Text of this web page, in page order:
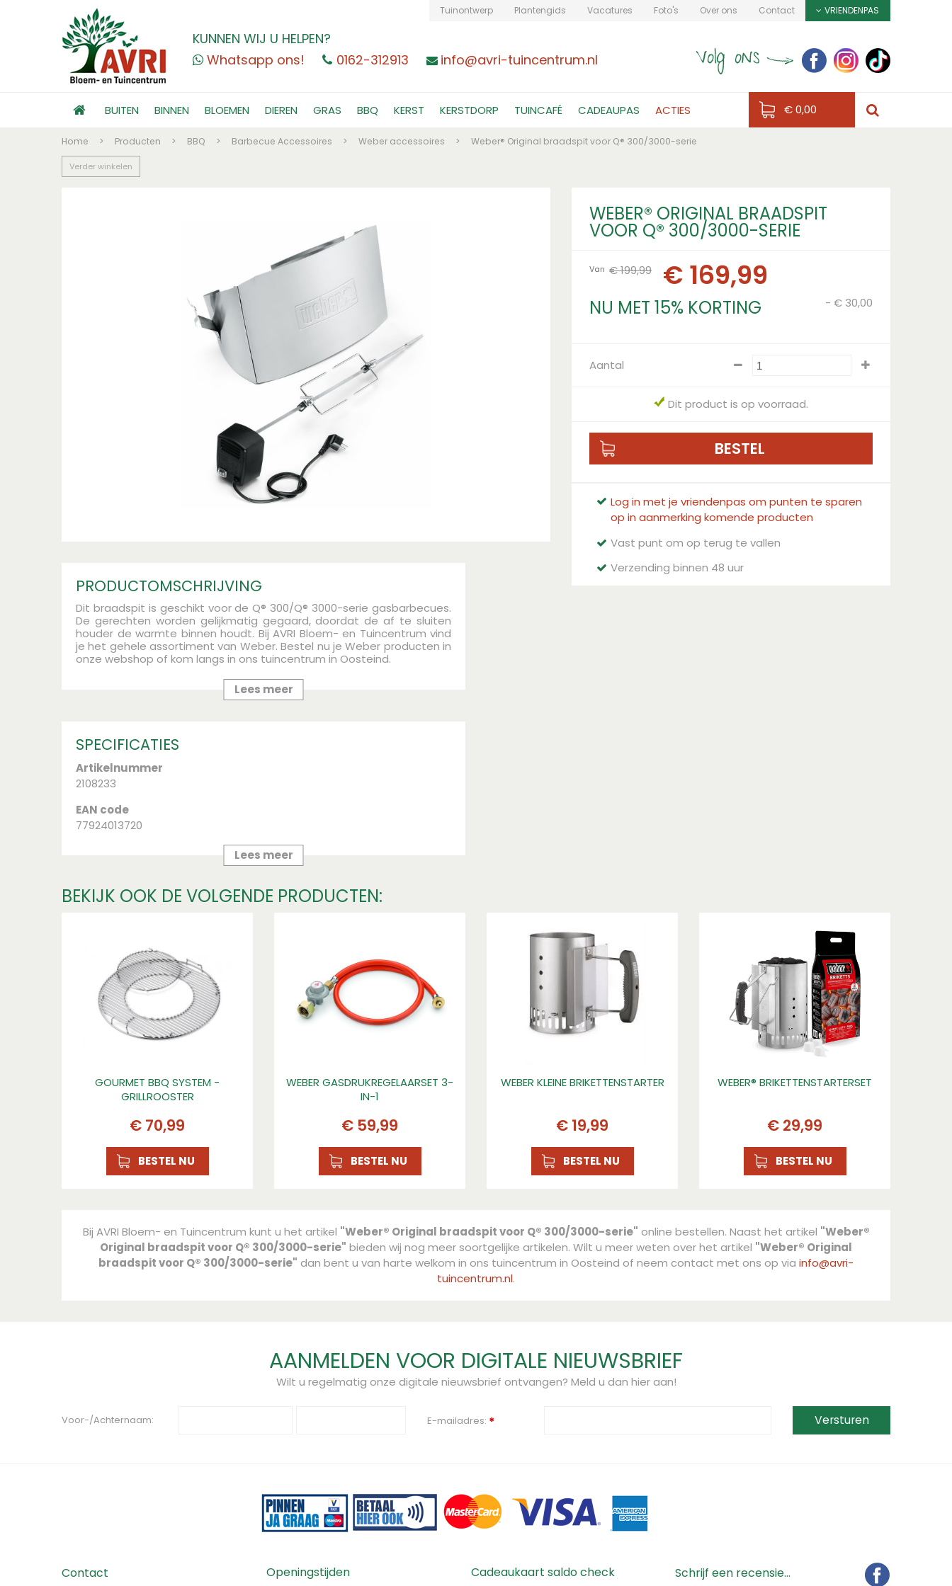
Home > Producten > BBQ > Barbecue Accessoires > Weber accessoires > Weber® Original braadspit voor Q® 300/3000-serie
KUNNEN WIJ U HELPEN?
Whatsapp ons!
0162-312913 info@avri-tuincentrum.nl
Tuinontwerp Plantengids Vacatures Foto's Over ons Contact VRIENDENPAS
BUITEN BINNEN BLOEMEN DIEREN GRAS BBQ KERST KERSTDORP TUINCAFÉ CADEAUPAS ACTIES € 0,00
Verder winkelen
WEBER® ORIGINAL BRAADSPIT
VOOR Q® 300/3000-SERIE
Van €199,99 €169,99
NU MET 15% KORTING - € 30,00
Aantal
Dit product is op voorraad.
Log in met je vriendenpas om punten te sparen
op in aanmerking komende producten
Vast punt om op terug te vallen
Verzending binnen 48 uur
PRODUCTOMSCHRIJVING
Dit braadspit is geschikt voor de Q® 300/Q® 3000-serie gasbarbecues.
De gerechten worden gelijkmatig gegaard, doordat de af te sluiten
houder de warmte binnen houdt. Bij AVRI Bloem- en Tuincentrum vind
je het gehele assortiment van Weber. Bestel nu je Weber producten in
onze webshop of kom langs in ons tuincentrum in Oosteind.
Lees meer
SPECIFICATIES
Artikelnummer
2108233
EAN code
77924013720
Soort
Lees meer
BEKIJK OOK DE VOLGENDE PRODUCTEN:
GOURMET BBQ SYSTEM -
GRILLROOSTER
€ 70,99
BESTEL NU
WEBER GASDRUKREGELAARSET 3-
IN-1
€ 59,99
BESTEL NU
WEBER KLEINE BRIKETTENSTARTER
€ 19,99
BESTEL NU
WEBER® BRIKETTENSTARTERSET
€ 29,99
BESTEL NU
Bij AVRI Bloem- en Tuincentrum kunt u het artikel "Weber® Original braadspit voor Q® 300/3000-serie" online bestellen. Naast het artikel "Weber®
Original braadspit voor Q® 300/3000-serie" bieden wij nog meer soortgelijke artikelen. Wilt u meer weten over het artikel "Weber® Original
braadspit voor Q® 300/3000-serie" dan bent u van harte welkom in ons tuincentrum in Oosteind of neem contact met ons op via info@avri-
tuincentrum.nl.
AANMELDEN VOOR DIGITALE NIEUWSBRIEF
Wilt u regelmatig onze digitale nieuwsbrief ontvangen? Meld u dan hier aan!
Voor-/Achternaam: E-mailadres: *
Contact Openingstijden Cadeaukaart saldo check Schrijf een recensie...